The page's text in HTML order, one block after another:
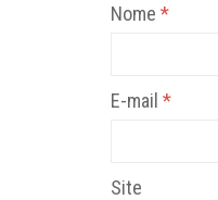
Nome *
E-mail *
Site